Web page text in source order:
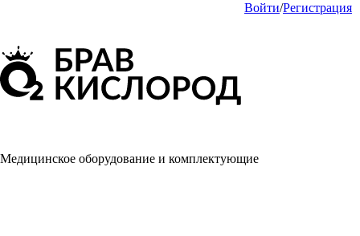
Войти/Регистрация
Медицинское оборудование и комплектующие